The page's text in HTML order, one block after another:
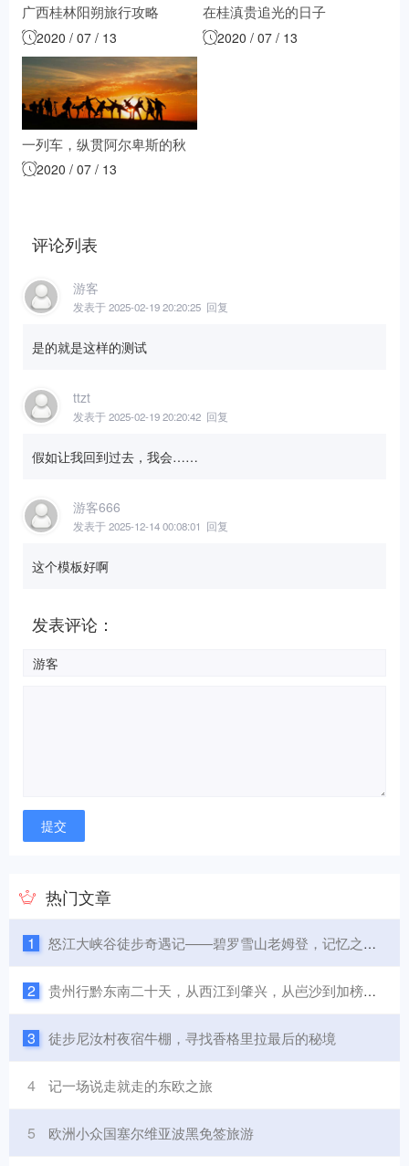
广西桂林阳朔旅行攻略
2020 / 07 / 13
在桂滇贵追光的日子
2020 / 07 / 13
一列车，纵贯阿尔卑斯的秋
色2020 / 07 / 13
评论列表
游客
发表于 2025-02-19 20:20:25 回复
是的就是这样的测试
ttzt
发表于 2025-02-19 20:20:42 回复
假如让我回到过去，我会……
游客666
发表于 2025-12-14 00:08:01 回复
这个模板好啊
发表评论：
热门文章
1 怒江大峡谷徒步奇遇记——碧罗雪山老姆登，记忆之城知子罗
2 贵州行黔东南二十天，从西江到肇兴，从岜沙到加榜，美食美景
3 徒步尼汝村夜宿牛棚，寻找香格里拉最后的秘境
4 记一场说走就走的东欧之旅
5 欧洲小众国塞尔维亚波黑免签旅游